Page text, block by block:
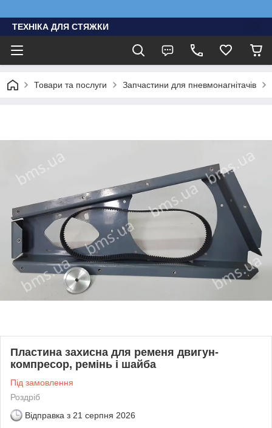
ТЕХНІКА ДЛЯ СТЯЖКИ
Товари та послуги Запчастини для пневмонагнітачів
Пластина захисна для ременя двигун-
компресор, ремінь і шайба
Під замовлення
Роздріб
Відправка з 21 серпня 2026